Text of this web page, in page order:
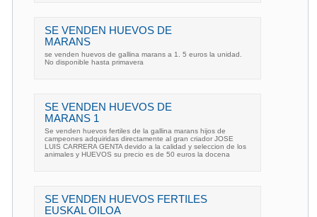
SE VENDEN HUEVOS DE
MARANS
se venden huevos de gallina marans a 1. 5 euros la unidad.
No disponible hasta primavera
SE VENDEN HUEVOS DE
MARANS 1
Se venden huevos fertiles de la gallina marans hijos de
campeones adquiridas directamente al gran criador JOSE
LUIS CARRERA GENTA devido a la calidad y seleccion de los
animales y HUEVOS su precio es de 50 euros la docena
SE VENDEN HUEVOS FERTILES
EUSKAL OILOA